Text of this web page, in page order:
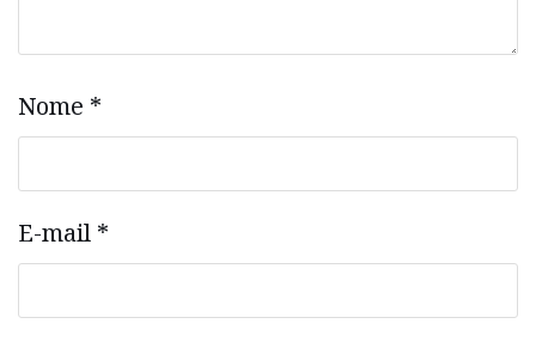
Nome *
E-mail *